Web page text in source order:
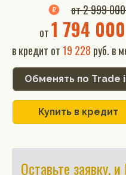
от 2 999
от1 794 000
в кредит от19 228 руб. в
Обменять по Trade
Купить в кредит
Оставьте заявку,